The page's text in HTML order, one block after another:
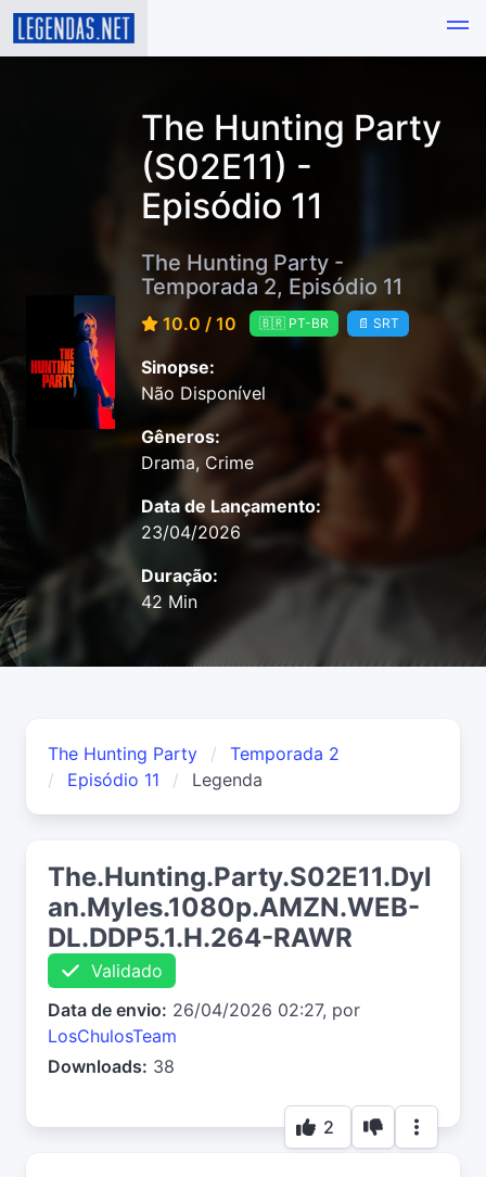
The Hunting Party
(S02E11) -
Episódio 11
The Hunting Party -
Temporada 2, Episódio 11
10.0 / 10 🇧🇷 PT-BR 📄 SRT
Sinopse:
Não Disponível
Gêneros:
Drama, Crime
Data de Lançamento:
23/04/2026
Duração:
42 Min
The Hunting Party
Temporada 2
Episódio 11
Legenda
The.Hunting.Party.S02E11.Dyl
an.Myles.1080p.AMZN.WEB-
DL.DDP5.1.H.264-RAWR
Validado
Data de envio: 26/04/2026 02:27, por
LosChulosTeam
Downloads: 38
2